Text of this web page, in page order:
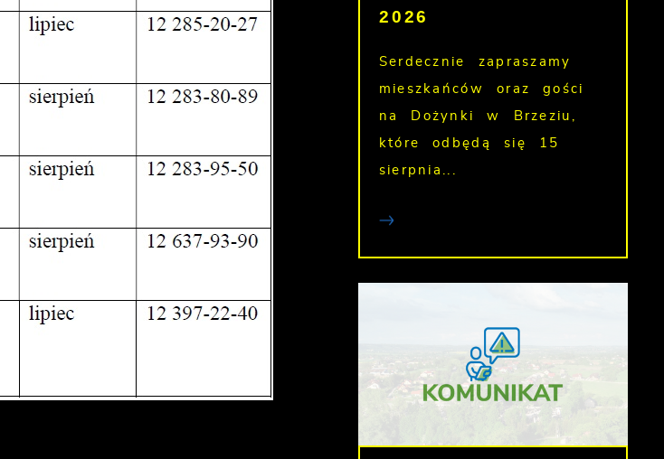
2026
Serdecznie zapraszamy
mieszkańców oraz gości
na Dożynki w Brzeziu,
które odbędą się 15
sierpnia...